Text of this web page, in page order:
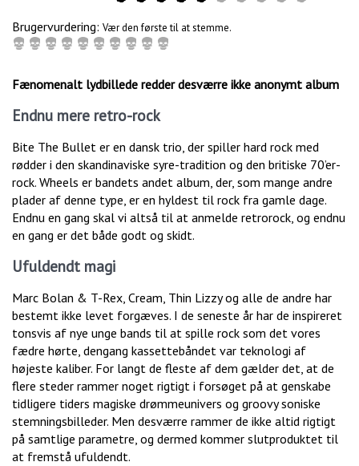
Brugervurdering: Vær den første til at stemme.
Fænomenalt lydbillede redder desværre ikke anonymt album
Endnu mere retro-rock
Bite The Bullet er en dansk trio, der spiller hard rock med
rødder i den skandinaviske syre-tradition og den britiske 70’er-
rock. Wheels er bandets andet album, der, som mange andre
plader af denne type, er en hyldest til rock fra gamle dage.
Endnu en gang skal vi altså til at anmelde retrorock, og endnu
en gang er det både godt og skidt.
Ufuldendt magi
Marc Bolan & T-Rex, Cream, Thin Lizzy og alle de andre har
bestemt ikke levet forgæves. I de seneste år har de inspireret
tonsvis af nye unge bands til at spille rock som det vores
fædre hørte, dengang kassettebåndet var teknologi af
højeste kaliber. For langt de fleste af dem gælder det, at de
flere steder rammer noget rigtigt i forsøget på at genskabe
tidligere tiders magiske drømmeunivers og groovy soniske
stemningsbilleder. Men desværre rammer de ikke altid rigtigt
på samtlige parametre, og dermed kommer slutproduktet til
at fremstå ufuldendt.